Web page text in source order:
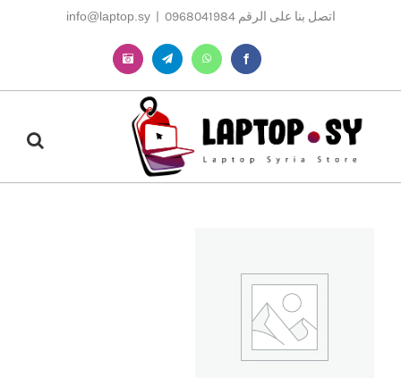
اتصل بنا على الرقم 0968041984 |
info@laptop.sy
Facebook
WhatsApp
Telegram
Instagram